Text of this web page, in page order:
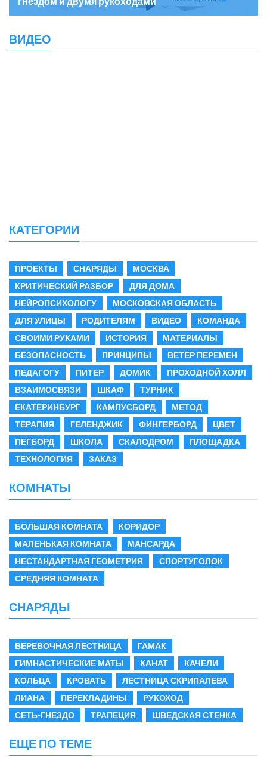
ВИДЕО
КАТЕГОРИИ
ПРОЕКТЫ СНАРЯДЫ
МОСКВА
КРИТИЧЕСКИЙ РАЗБОР
ДЛЯ ДОМА
НЕЙРОПСИХОЛОГУ
МОСКОВСКАЯ ОБЛАСТЬ
ДЛЯ УЛИЦЫ
РОДИТЕЛЯМ ВИДЕО
КОМАНДА
СВОИМИ РУКАМИ
ИСТОРИЯ
МАТЕРИАЛЫ
БЕЗОПАСНОСТЬ
ПРИНЦИПЫ
ВЕТЕР ПЕРЕМЕН
ПЕДАГОГУ
ПИТЕР ДОМИК
ПРОХОДНОЙ ХОЛЛ
ВЗАИМОСВЯЗИ
ШКАФ
ТУРНИК
ЕКАТЕРИНБУРГ
КАМПУСБОРД
МЕТОД
ТЕРАПИЯ
ГЕЛЕНДЖИК ФИНГЕРБОРД
ЦВЕТ
ПЕГБОРД
ШКОЛА СКАЛОДРОМ
ПЛОЩАДКА
ТЕХНОЛОГИЯ
ЗАКАЗ
КОМНАТЫ
БОЛЬШАЯ КОМНАТА
КОРИДОР
МАЛЕНЬКАЯ КОМНАТА
МАНСАРДА
НЕСТАНДАРТНАЯ ГЕОМЕТРИЯ
СПОРТУГОЛОК
СРЕДНЯЯ КОМНАТА
СНАРЯДЫ
ВЕРЕВОЧНАЯ ЛЕСТНИЦА
ГАМАК
ГИМНАСТИЧЕСКИЕ МАТЫ
КАНАТ
КАЧЕЛИ
КОЛЬЦА
КРОВАТЬ
ЛЕСТНИЦА СКРИПАЛЕВА
ЛИАНА
ПЕРЕКЛАДИНЫ
РУКОХОД
СЕТЬ-ГНЕЗДО
ТРАПЕЦИЯ ШВЕДСКАЯ СТЕНКА
ЕЩЕ ПО ТЕМЕ